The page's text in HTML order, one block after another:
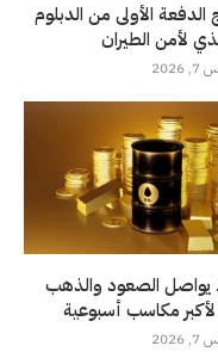
الدفعة الأولى من الدبلوم
لأمن الطيران
يواصل الصعود والذهب
مكاسب أسبوعية